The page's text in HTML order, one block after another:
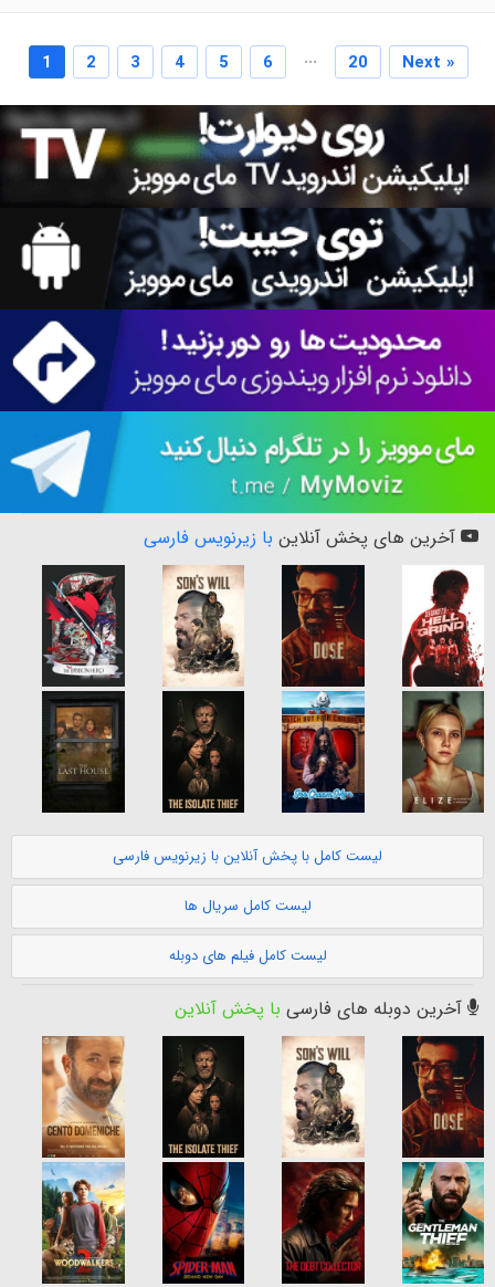
1 2 3 4 5 6 ... 20 Next »
آخرین های پخش آنلاین با زیرنویس فارسی
لیست کامل با پخش آنلاین با زیرنویس فارسی
لیست کامل سریال ها
لیست کامل فیلم های دوبله
آخرین دوبله های فارسی با پخش آنلاین